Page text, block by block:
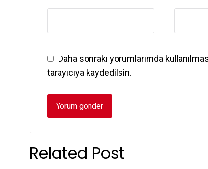
Daha sonraki yorumlarımda
tarayıcıya kaydedilsin.
Related Post